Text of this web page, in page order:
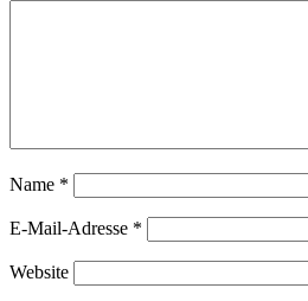
Name *
E-Mail-Adresse *
Website